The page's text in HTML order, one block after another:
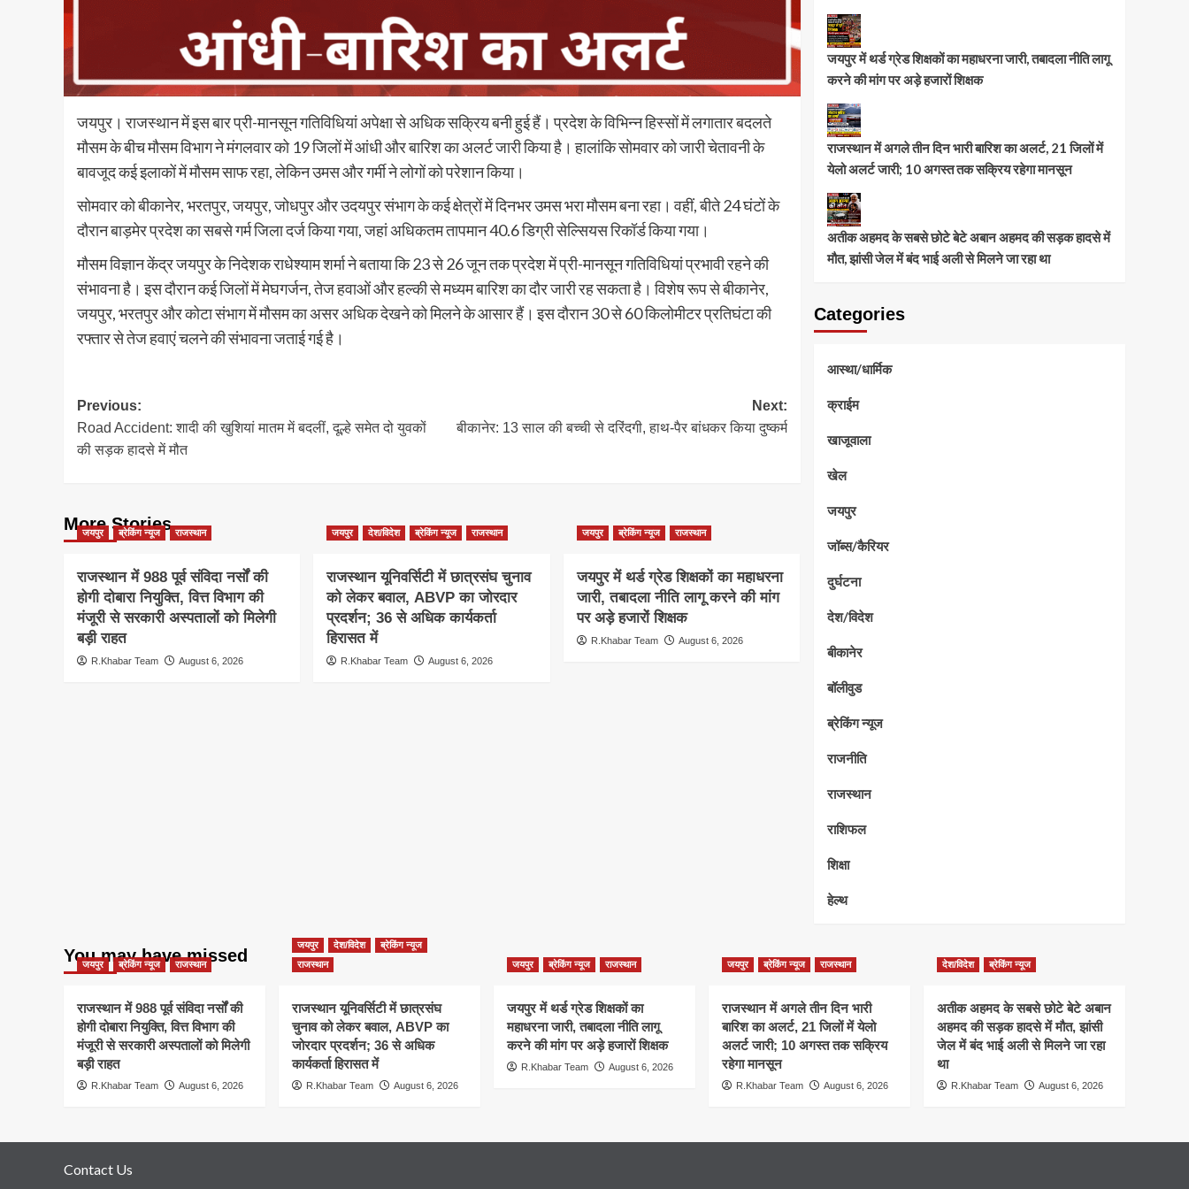
जयपुर। राजस्थान में इस बार प्री-मानसून गतिविधियां अपेक्षा से अधिक सक्रिय बनी हुई हैं। प्रदेश के विभिन्न हिस्सों में लगातार बदलते
मौसम के बीच मौसम विभाग ने मंगलवार को 19 जिलों में आंधी और बारिश का अलर्ट जारी किया है। हालांकि सोमवार को जारी चेतावनी के
बावजूद कई इलाकों में मौसम साफ रहा, लेकिन उमस और गर्मी ने लोगों को परेशान किया।
सोमवार को बीकानेर, भरतपुर, जयपुर, जोधपुर और उदयपुर संभाग के कई क्षेत्रों में दिनभर उमस भरा मौसम बना रहा। वहीं, बीते 24 घंटों के
दौरान बाड़मेर प्रदेश का सबसे गर्म जिला दर्ज किया गया, जहां अधिकतम तापमान 40.6 डिग्री सेल्सियस रिकॉर्ड किया गया।
मौसम विज्ञान केंद्र जयपुर के निदेशक राधेश्याम शर्मा ने बताया कि 23 से 26 जून तक प्रदेश में प्री-मानसून गतिविधियां प्रभावी रहने की
संभावना है। इस दौरान कई जिलों में मेघगर्जन, तेज हवाओं और हल्की से मध्यम बारिश का दौर जारी रह सकता है। विशेष रूप से बीकानेर,
जयपुर, भरतपुर और कोटा संभाग में मौसम का असर अधिक देखने को मिलने के आसार हैं। इस दौरान 30 से 60 किलोमीटर प्रतिघंटा की
रफ्तार से तेज हवाएं चलने की संभावना जताई गई है।
Post
navigation
Previous:
Road Accident: शादी की खुशियां मातम में बदलीं, दूल्हे समेत दो युवकों
की सड़क हादसे में मौत
Next:
बीकानेर: 13 साल की बच्ची से दरिंदगी, हाथ-पैर बांधकर किया दुष्कर्म
More Stories
जयपुर ब्रेकिंग न्यूज राजस्थान
राजस्थान में 988 पूर्व संविदा नर्सों की
होगी दोबारा नियुक्ति, वित्त विभाग की
मंजूरी से सरकारी अस्पतालों को मिलेगी
बड़ी राहत
R.Khabar Team August 6, 2026
जयपुर देश/विदेश ब्रेकिंग न्यूज राजस्थान
राजस्थान यूनिवर्सिटी में छात्रसंघ चुनाव
को लेकर बवाल, ABVP का जोरदार
प्रदर्शन; 36 से अधिक कार्यकर्ता
हिरासत में
R.Khabar Team August 6, 2026
जयपुर ब्रेकिंग न्यूज राजस्थान
जयपुर में थर्ड ग्रेड शिक्षकों का महाधरना
जारी, तबादला नीति लागू करने की मांग
पर अड़े हजारों शिक्षक
R.Khabar Team August 6, 2026
जयपुर में थर्ड ग्रेड शिक्षकों का महाधरना जारी, तबादला नीति लागू
करने की मांग पर अड़े हजारों शिक्षक
राजस्थान में अगले तीन दिन भारी बारिश का अलर्ट, 21 जिलों में
येलो अलर्ट जारी; 10 अगस्त तक सक्रिय रहेगा मानसून
अतीक अहमद के सबसे छोटे बेटे अबान अहमद की सड़क हादसे में
मौत, झांसी जेल में बंद भाई अली से मिलने जा रहा था
Categories
आस्था/धार्मिक
क्राईम
खाजूवाला
खेल
जयपुर
जॉब्स/कैरियर
दुर्घटना
देश/विदेश
बीकानेर
बॉलीवुड
ब्रेकिंग न्यूज
राजनीति
राजस्थान
राशिफल
शिक्षा
हेल्थ
You may have missed
जयपुर ब्रेकिंग न्यूज राजस्थान
राजस्थान में 988 पूर्व संविदा नर्सों की
होगी दोबारा नियुक्ति, वित्त विभाग की
मंजूरी से सरकारी अस्पतालों को मिलेगी
बड़ी राहत
R.Khabar Team August 6, 2026
जयपुर देश/विदेश
ब्रेकिंग न्यूज
राजस्थान
राजस्थान यूनिवर्सिटी में छात्रसंघ
चुनाव को लेकर बवाल, ABVP का
जोरदार प्रदर्शन; 36 से अधिक
कार्यकर्ता हिरासत में
R.Khabar Team August 6, 2026
जयपुर ब्रेकिंग न्यूज राजस्थान
जयपुर में थर्ड ग्रेड शिक्षकों का
महाधरना जारी, तबादला नीति लागू
करने की मांग पर अड़े हजारों शिक्षक
R.Khabar Team August 6, 2026
जयपुर ब्रेकिंग न्यूज राजस्थान
राजस्थान में अगले तीन दिन भारी
बारिश का अलर्ट, 21 जिलों में येलो
अलर्ट जारी; 10 अगस्त तक सक्रिय
रहेगा मानसून
R.Khabar Team August 6, 2026
देश/विदेश ब्रेकिंग न्यूज
अतीक अहमद के सबसे छोटे बेटे अबान
अहमद की सड़क हादसे में मौत, झांसी
जेल में बंद भाई अली से मिलने जा रहा
था
R.Khabar Team August 6, 2026
Contact Us